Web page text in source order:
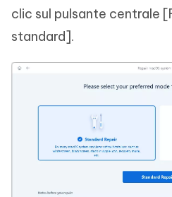
clic sul pulsante centrale
standard].